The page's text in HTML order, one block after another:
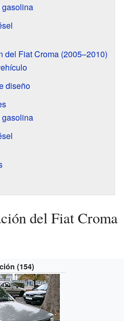
gasolina
del Fiat Croma (2005–2010)
diseño
gasolina
del Fiat Croma
(154)